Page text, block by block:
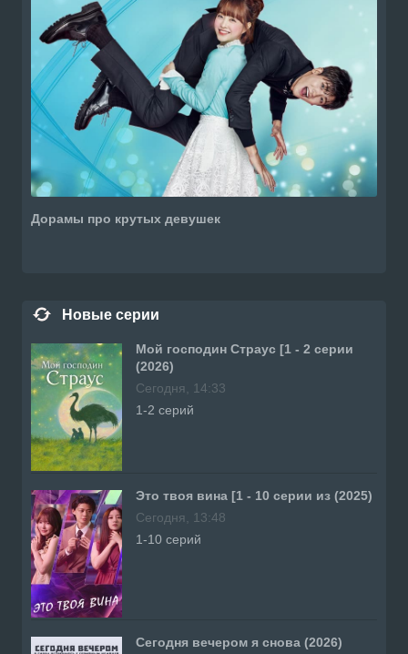
Дорамы про крутых девушек
Новые серии
Мой господин Страус [1 - 2 серии
(2026)
Сегодня, 14:33
1-2 серий
Это твоя вина [1 - 10 серии из (2025)
Сегодня, 13:48
1-10 серий
Сегодня вечером я снова (2026)